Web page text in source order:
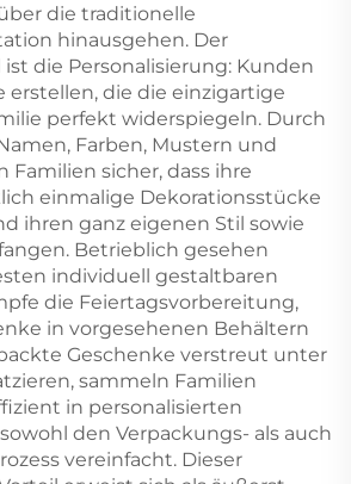
die traditionelle
hinausgehen. Der
die Personalisierung: Kunden
die die einzigartige
perfekt widerspiegeln. Durch
Farben, Mustern und
Familien sicher, dass ihre
einmalige Dekorationsstücke
ihren ganz eigenen Stil sowie
Betrieblich gesehen
individuell gestaltbaren
die Feiertagsvorbereitung,
in vorgesehenen Behältern
Geschenke verstreut unter
sammeln Familien
in personalisierten
den Verpackungs- als auch
vereinfacht. Dieser